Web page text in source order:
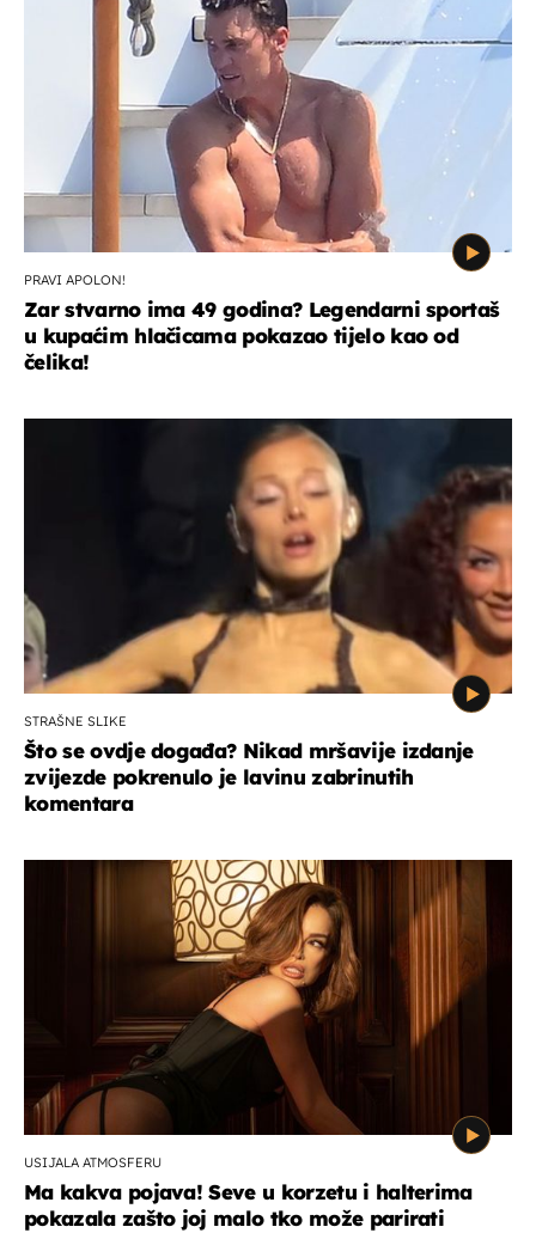
PRAVI APOLON!
Zar stvarno ima 49 godina? Legendarni sportaš
u kupaćim hlačicama pokazao tijelo kao od
čelika!
STRAŠNE SLIKE
Što se ovdje događa? Nikad mršavije izdanje
zvijezde pokrenulo je lavinu zabrinutih
komentara
USIJALA ATMOSFERU
Ma kakva pojava! Seve u korzetu i halterima
pokazala zašto joj malo tko može parirati